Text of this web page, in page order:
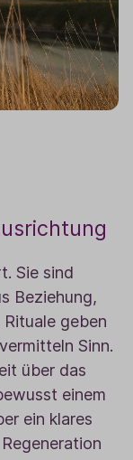
Sie sind
Beziehung,
geben
Sinn.
über das
einem
ein klares